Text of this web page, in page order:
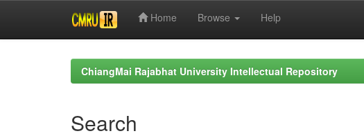
Home Browse Help
ChiangMai Rajabhat University Intellectual Repository
Search